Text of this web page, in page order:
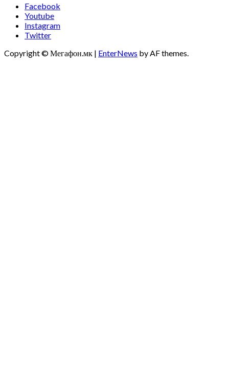
Facebook
Youtube
Instagram
Twitter
Copyright © Мегафон.мк | EnterNews by AF themes.